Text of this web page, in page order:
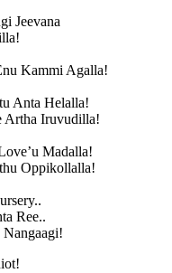
Jeevana
Kammi Agalla!
Anta Helalla!
Artha Iruvudilla!
Madalla!
Oppikollalla!
Ree..